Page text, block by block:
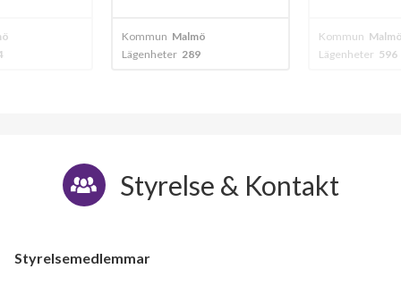
Gudmundsgatan 9C
Gudmundsgatan 10C 1
Gudmundsgatan 11B
Kommun Malmö
Lägenheter 596
Kommun
Lägenheter 36
Styrelse & Kontakt
Styrelsemedlemmar